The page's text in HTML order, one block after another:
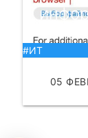
#ИТ
05